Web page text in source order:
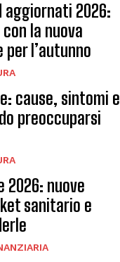
aggiornati 2026:
la nuova
l’autunno
cause, sintomi e
preoccuparsi
2026: nuove
sanitario e